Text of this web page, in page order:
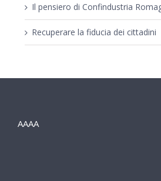
Il pensiero di Confindustria
Recuperare la fiducia dei cittadini
AAAA